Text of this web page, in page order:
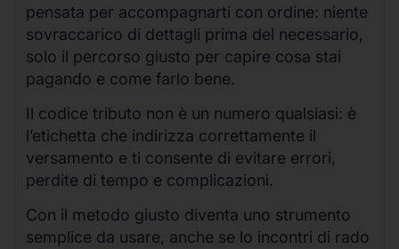
pensata per accompagnarti con ordine: niente
sovraccarico di dettagli prima del necessario,
solo il percorso giusto per capire cosa stai
pagando e come farlo bene.
Il codice tributo non è un numero qualsiasi: è
l’etichetta che indirizza correttamente il
versamento e ti consente di evitare errori,
perdite di tempo e complicazioni.
Con il metodo giusto diventa uno strumento
semplice da usare, anche se lo incontri di rado